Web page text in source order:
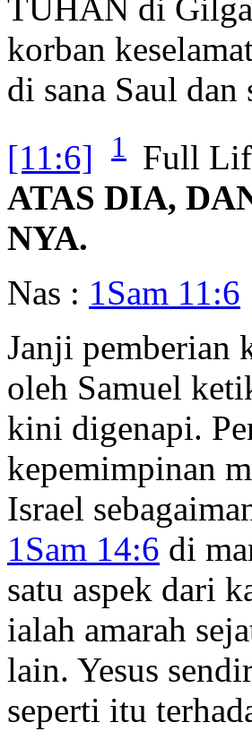
TUHAN di
korban
di sana Saul dan
[11:6]
1 Full
ATAS DIA,
NYA.
Nas : 1Sam 11:6
Janji pemberian
oleh Samuel
kini digenapi.
kepemimpinan
Israel
1Sam 14:6 di
satu aspek dari
ialah amarah
lain. Yesus
seperti itu